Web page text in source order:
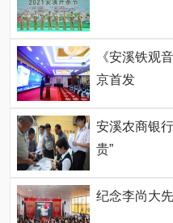
《安溪铁观
京首发
安溪农商银
贵”
纪念李尚大